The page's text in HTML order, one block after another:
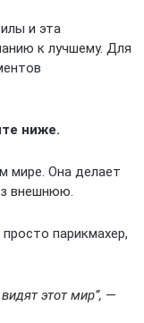
и эта
к лучшему. Для
ниже.
мире. Она делает
внешнюю.
парикмахер,
этот мир”, —